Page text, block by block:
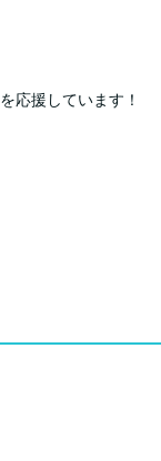
応援しています！